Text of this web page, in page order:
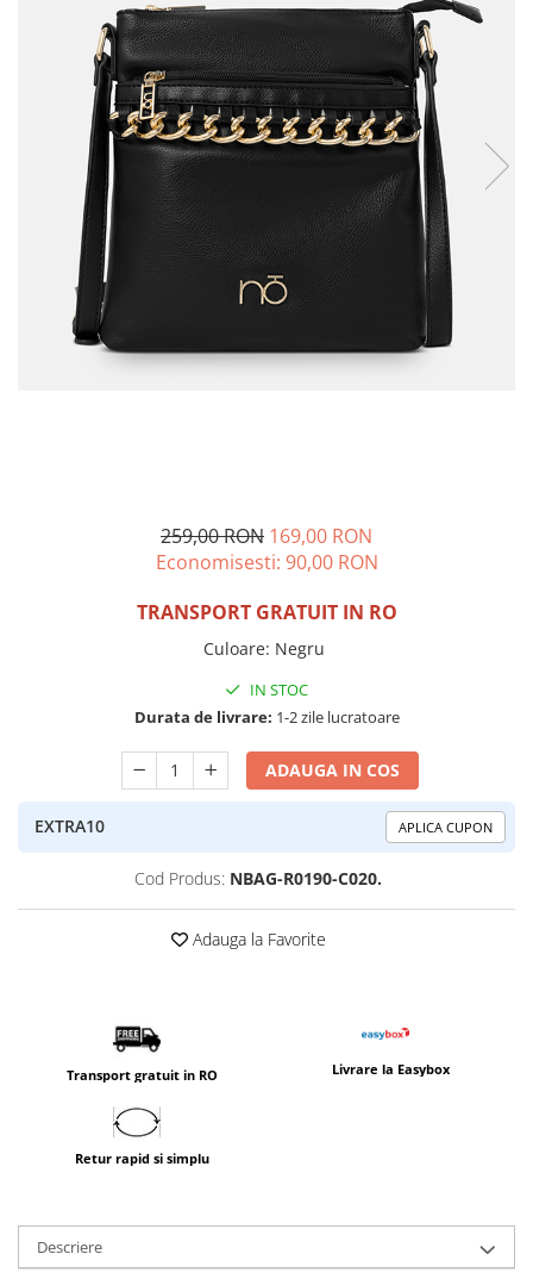
Incaltamine primavara-vara piele
Imbracaminte
Camasi si topuri
Blugi si pantaloni
Pulovere si cardigane
Salopete
Incaltaminte toamna-iarna piele
259,00 RON 169,00 RON
Economisesti: 90,00 RON
TRANSPORT GRATUIT IN RO
Culoare: Negru
IN STOC
Durata de livrare: 1-2 zile lucratoare
ADAUGA IN COS
EXTRA10 APLICA CUPON
Cod Produs: NBAG-R0190-C020.
Adauga la Favorite
Transport gratuit in RO Livrare la Easybox
Retur rapid si simplu
Descriere